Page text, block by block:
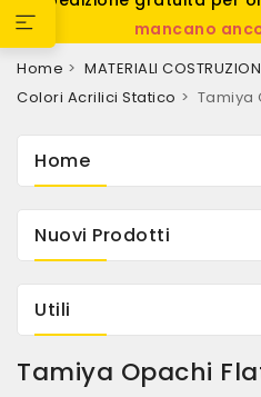
mancano
Home MATERIALI
Colori Acrilici Statico
Tamiya
Home
Nuovi Prodotti
Utili
Tamiya Opachi